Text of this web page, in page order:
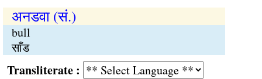
अनडवा (सं.)
bull
साँड
: